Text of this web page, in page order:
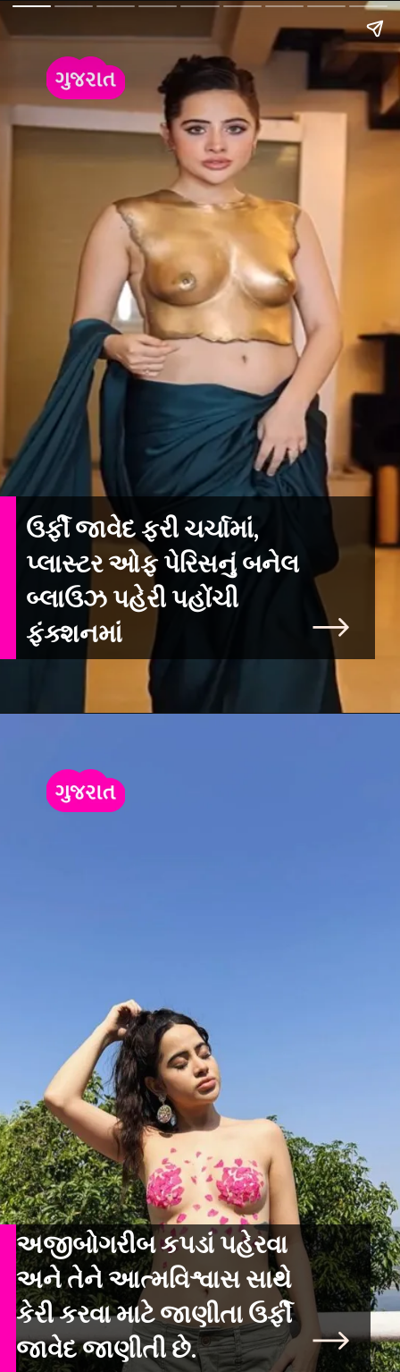
ઉર્ફી જાવેદ ફરી ચર્ચામાં,
પ્લાસ્ટર ઓફ પેરિસનું બનેલ
બ્લાઉઝ પહેરી પહોંચી
અજીબોગરીબ કપડાં પહેરવા
અને તેને આત્મવિશ્વાસ સાથે
કેરી કરવા માટે જાણીતા ઉર્ફી
જાવેદ જાણીતી છે.